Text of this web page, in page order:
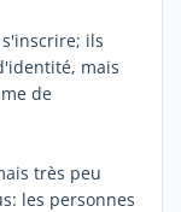
ils
mais
de
très peu
les personnes